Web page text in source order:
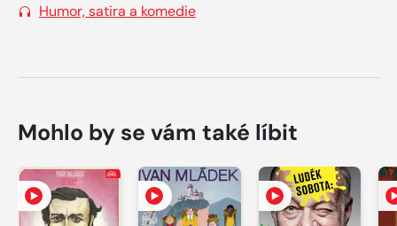
Humor, satira a komedie
Mohlo by se vám také líbit